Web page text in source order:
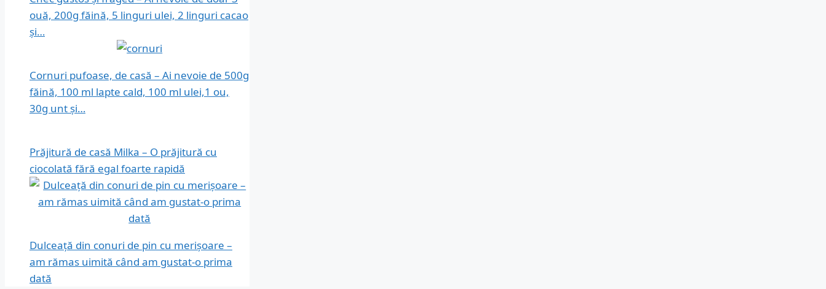
ouă, 200g făină, 5 linguri ulei, 2 linguri cacao
și…
Cornuri pufoase, de casă – Ai nevoie de 500g
făină, 100 ml lapte cald, 100 ml ulei,1 ou,
30g unt și…
Prăjitură de casă Milka – O prăjitură cu
ciocolată fără egal foarte rapidă
Dulceață din conuri de pin cu merișoare –
am rămas uimită când am gustat-o prima
dată